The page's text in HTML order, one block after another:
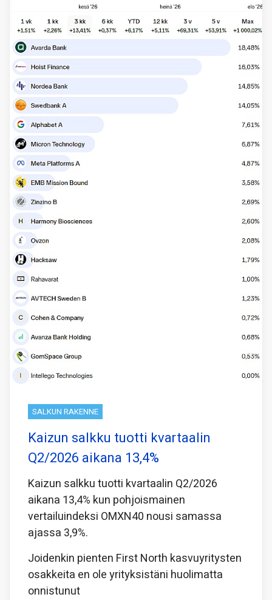
SALKUN RAKENNE
Kaizun salkku tuotti kvartaalin
Q2/2026 aikana 13,4%
Kaizun salkku tuotti kvartaalin Q2/2026
aikana 13,4% kun pohjoismainen
vertailuindeksi OMXN40 nousi samassa
ajassa 3,9%.
Joidenkin pienten First North kasvuyritysten
osakkeita en ole yrityksistäni huolimatta
onnistunut